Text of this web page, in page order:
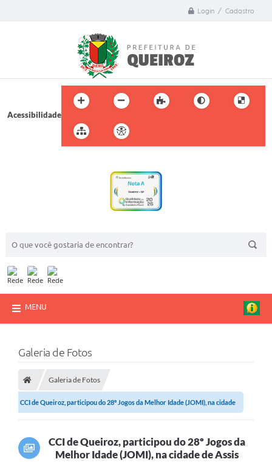
Login / Cadastro
Acessibilidade
MENU
Galeria de Fotos
Galeria de Fotos
CCI de Queiroz, participou do 28º Jogos da Melhor Idade (JOMI), na cidade
CCI de Queiroz, participou do 28º Jogos da
Melhor Idade (JOMI), na cidade de Assis